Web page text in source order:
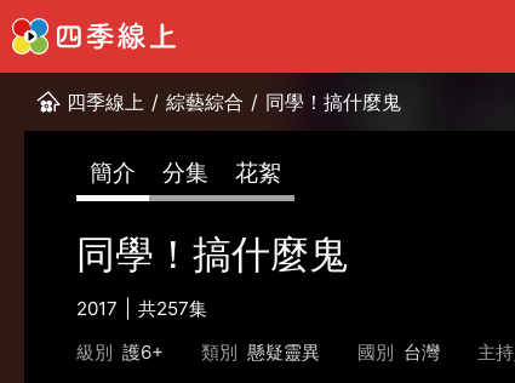
四季線上 / 綜藝綜合 / 同學！搞什麼鬼
簡介 分集 花絮
同學！搞什麼鬼
2017
共257集
級別 護6+ 類別 懸疑靈異 國別 台灣 主